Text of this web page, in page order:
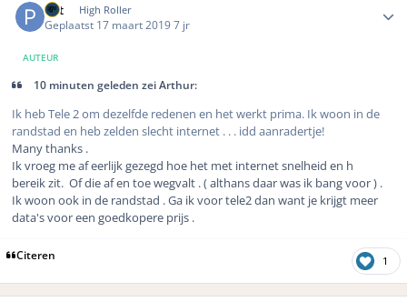
Pat High Roller
Geplaatst 17 maart 20197 jr
AUTEUR
10 minuten geleden zei Arthur:
Ik heb Tele 2 om dezelfde redenen en het werkt prima. Ik woon in de
randstad en heb zelden slecht internet . . . idd aanradertje!
Many thanks .
Ik vroeg me af eerlijk gezegd hoe het met internet snelheid en h
bereik zit. Of die af en toe wegvalt . ( althans daar was ik bang voor ) .
Ik woon ook in de randstad . Ga ik voor tele2 dan want je krijgt meer
data's voor een goedkopere prijs .
Citeren 1